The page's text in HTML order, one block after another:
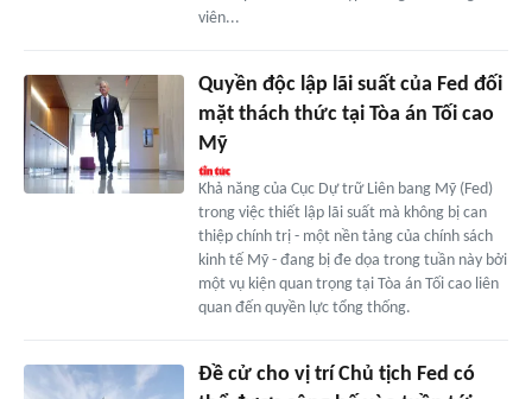
viên...
Quyền độc lập lãi suất của Fed đối
mặt thách thức tại Tòa án Tối cao
Mỹ
Khả năng của Cục Dự trữ Liên bang Mỹ (Fed)
trong việc thiết lập lãi suất mà không bị can
thiệp chính trị - một nền tảng của chính sách
kinh tế Mỹ - đang bị đe dọa trong tuần này bởi
một vụ kiện quan trọng tại Tòa án Tối cao liên
quan đến quyền lực tổng thống.
Đề cử cho vị trí Chủ tịch Fed có